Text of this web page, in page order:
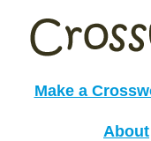
Make a
About